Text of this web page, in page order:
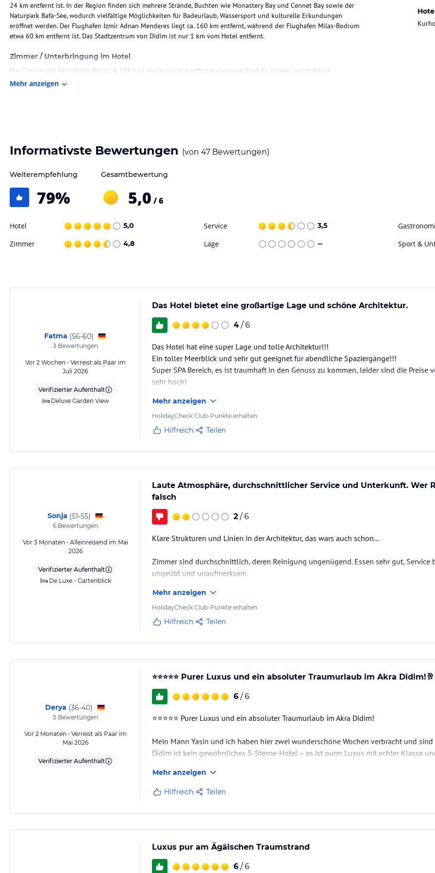
24 km entfernt ist. In der Region finden sich mehrere Strände, Buchten wie Monastery Bay und Cennet Bay sowie der
Naturpark Bafa-See, wodurch vielfältige Möglichkeiten für Badeurlaub, Wassersport und kulturelle Erkundungen
eröffnet werden. Der Flughafen İzmir Adnan Menderes liegt ca. 160 km entfernt, während der Flughafen Milas-Bodrum
etwa 60 km entfernt ist. Das Stadtzentrum von Didim ist nur 1 km vom Hotel entfernt.
Zimmer / Unterbringung im Hotel
Die Zimmer des Akra Didim Resort & SPA sind modern und komfortabel eingerichtet. Es stehen verschiedene
Zimmertypen zur Verfügung, darunter Doppelzimmer, Familienzimmer und Villen, viele mit Meerblick oder direktem
Buffetküche, das à la carte-Spezialitätenrestaurant „Seasons“ und das türkische Restaurant „Ocakbaşı“. Das Resort
verfügt zudem über mehrere Bars, darunter die Lobbybar und eine Jazz-Bar. Das Frühstück wird als Buffet angeboten,
Sport und Unterhaltung
Das Hotel bietet verschiedene Sport- und Freizeitmöglichkeiten, darunter ein Fitnesscenter, Tennisplätze und ein
Kinderclub nutzen, während ihre Kinder betreut werden.
Hinweis:
Verfasst von HolidayCheck mit Hilfe von KI. Alle Angaben ohne Gewähr. Bitte lies vor der Buchung die
Mehr anzeigen
Informativste Bewertungen (von 47 Bewertungen)
Weiterempfehlung
79%
Gesamtbewertung
5,0 / 6
Hotel 5,0 Service 3,5
Zimmer 4,8 Lage -- Sport &
Fatma (56-60)
3Bewertungen
Vor 2 Wochen • Verreist als Paar im
Juli 2026
Verifizierter Aufenthalt
Deluxe Garden View
Das Hotel bietet eine großartige Lage und schöne Architektur.
4 / 6
Das Hotel hat eine super Lage und tolle Architektur!!!
Ein toller Meerblick und sehr gut geeignet für abendliche Spaziergänge!!!
Super SPA Bereich, es ist traumhaft in den Genuss zu kommen, leider sind die
sehr hoch!
Ausreichende Liegen und super Matratzen im Adult-Only-Bereich am Pool, was uns
Sehr erholsam 👍👍👍👍
Was noch beeindruckender war , dass stets ausreichende Strandtücher…
Mehr anzeigen
HolidayCheck Club-Punkte erhalten
Hilfreich Teilen
Sonja (51-55)
6Bewertungen
Vor 3 Monaten • Alleinreisend im Mai
2026
Verifizierter Aufenthalt
De Luxe - Gartenblick
Laute Atmosphäre, durchschnittlicher Service und Unterkunft. Wer
falsch
2 / 6
Klare Strukturen und Linien in der Architektur, das wars auch schon...
Zimmer sind durchschnittlich, deren Reinigung ungenügend. Essen sehr gut, Service
ungeübt und unaufmerksam
Mehr anzeigen
HolidayCheck Club-Punkte erhalten
Hilfreich Teilen
Derya (36-40)
5Bewertungen
Vor 2 Monaten • Verreist als Paar im
Mai 2026
Verifizierter Aufenthalt
​⭐⭐⭐⭐⭐ Purer Luxus und ein absoluter Traumurlaub im Akra Didim!🥂
6 / 6
​⭐⭐⭐⭐⭐ Purer Luxus und ein absoluter Traumurlaub im Akra Didim!
​Mein Mann Yasin und ich haben hier zwei wunderschöne Wochen verbracht und
Didim ist kein gewöhnliches 5-Sterne-Hotel – es ist purer Luxus mit echter Klasse
​🛏️ Zimmer & Anlage
​Gebucht hatten wir ein Standard-Doppelzimmer mit Meerblick, haben uns dann aber
ein Upgrade für ein Swim-Up-Zimmer mit eigenem Pool gegönnt. Das war das
Mehr anzeigen
Hilfreich Teilen
Luxus pur am Ägäischen Traumstrand
6 / 6